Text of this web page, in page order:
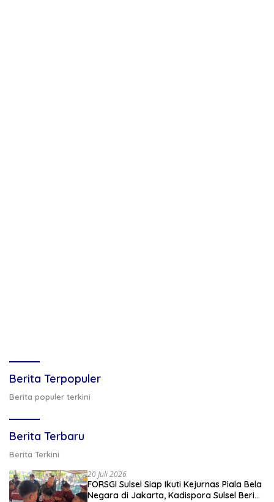
Berita Terpopuler
Berita populer terkini
Berita Terbaru
Berita Terkini
20 Juli 2026
FORSGI Sulsel Siap Ikuti Kejurnas Piala Bela
Negara di Jakarta, Kadispora Sulsel Beri